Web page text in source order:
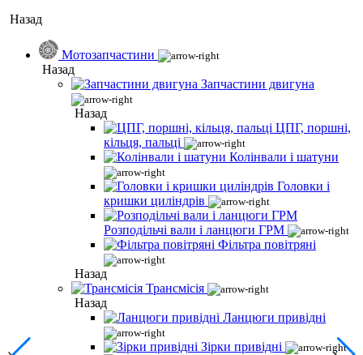
Назад
Мотозапчастини
Назад
Запчастини двигуна
Назад
ЦПГ, поршні,
кільця, пальці
Колінвали і шатуни
Головки і
кришки циліндрів
Розподільчі вали і ланцюги ГРМ
Фільтра повітряні
Назад
Трансмісія
Назад
Ланцюги привідні
Зірки привідні